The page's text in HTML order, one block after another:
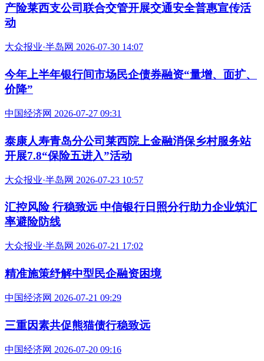
产险莱西支公司联合交管开展交通安全普惠宣传活
动
大众报业·半岛网 2026-07-30 14:07
今年上半年银行间市场民企债券融资“量增、面扩、
价降”
中国经济网 2026-07-27 09:31
泰康人寿青岛分公司莱西院上金融消保乡村服务站
开展7.8“保险五进入”活动
大众报业·半岛网 2026-07-23 10:57
汇控风险 行稳致远 中信银行日照分行助力企业筑汇
率避险防线
大众报业·半岛网 2026-07-21 17:02
精准施策纾解中型民企融资困境
中国经济网 2026-07-21 09:29
三重因素共促熊猫债行稳致远
中国经济网 2026-07-20 09:16